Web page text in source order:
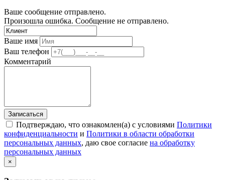
Ваше сообщение отправлено.
Произошла ошибка. Сообщение не отправлено.
Ваше имя
Ваш телефон
Комментарий
Записаться
Подтверждаю, что ознакомлен(а) с условиями Политики
конфиденциальности и Политики в области обработки
персональных данных, даю свое согласие на обработку
персональных данных
×